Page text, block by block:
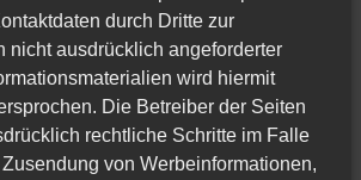
durch Dritte zur
nicht ausdrücklich angeforderter
wird hiermit
Die Betreiber der Seiten
rechtliche Schritte im Falle
von Werbeinformationen,